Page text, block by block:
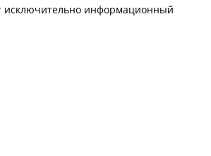
исключительно информационный